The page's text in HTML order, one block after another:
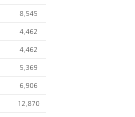
8,545
4,462
4,462
5,369
6,906
12,870